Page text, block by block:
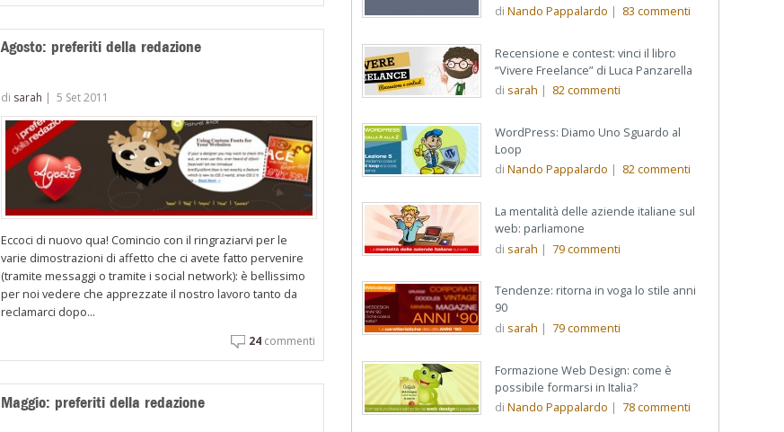
Agosto: preferiti della redazione
di sarah |5 Set 2011
Eccoci di nuovo qua! Comincio con il ringraziarvi per le
varie dimostrazioni di affetto che ci avete fatto pervenire
(tramite messaggi o tramite i social network): è bellissimo
per noi vedere che apprezzate il nostro lavoro tanto da
reclamarci dopo...
24commenti
Maggio: preferiti della redazione
di Nando Pappalardo | 83 commenti
Recensione e contest: vinci il libro
“Vivere Freelance” di Luca Panzarella
di sarah | 82commenti
WordPress: Diamo Uno Sguardo al
Loop
di Nando Pappalardo | 82commenti
La mentalità delle aziende italiane sul
web: parliamone
di sarah | 79commenti
Tendenze: ritorna in voga lo stile anni
90
di sarah | 79commenti
Formazione Web Design: come è
possibile formarsi in Italia?
di Nando Pappalardo | 78commenti